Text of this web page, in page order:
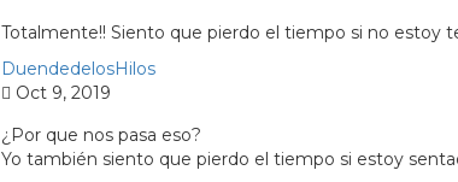
Totalmente!! Siento que pierdo el tiempo si no estoy
DuendedelosHilos
Oct 9, 2019
¿Por que nos pasa eso?
Yo también siento que pierdo el tiempo si estoy